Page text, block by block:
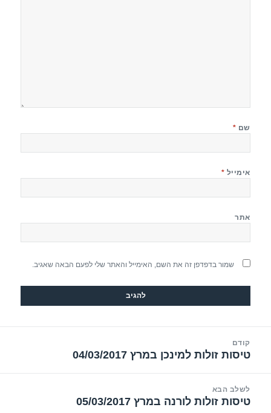
שם *
אימייל *
אתר
שמור בדפדפן זה את השם, האימייל והאתר שלי לפעם הבאה שאגיב.
קודם
הפוסט
טיסות זולות למינכן במרץ 04/03/2017
לשלב הבא
הפוסט
טיסות זולות לורנה במרץ 05/03/2017